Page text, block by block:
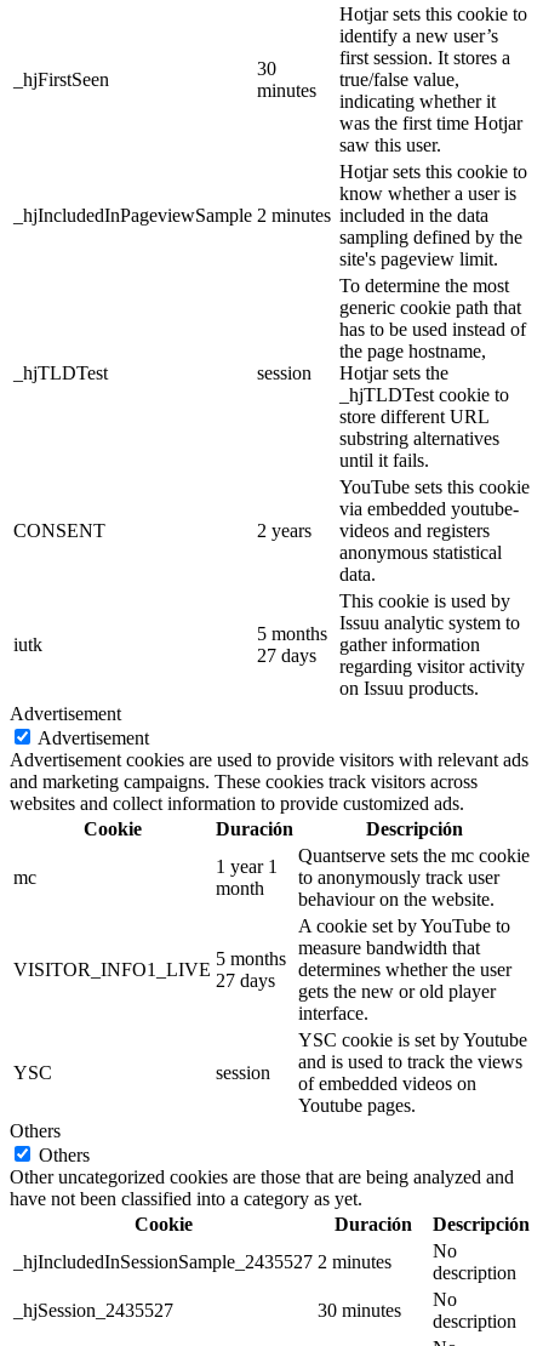
_hjFirstSeen
30
minutes
Hotjar sets this cookie to
identify a new user’s
first session. It stores a
true/false value,
indicating whether it
was the first time Hotjar
saw this user.
_hjIncludedInPageviewSample 2 minutes
Hotjar sets this cookie to
know whether a user is
included in the data
sampling defined by the
site's pageview limit.
_hjTLDTest session
To determine the most
generic cookie path that
has to be used instead of
the page hostname,
Hotjar sets the
_hjTLDTest cookie to
store different URL
substring alternatives
until it fails.
CONSENT 2 years
YouTube sets this cookie
via embedded youtube-
videos and registers
anonymous statistical
data.
iutk
5 months
27 days
This cookie is used by
Issuu analytic system to
gather information
regarding visitor activity
on Issuu products.
Advertisement
Advertisement
Advertisement cookies are used to provide visitors with relevant ads
and marketing campaigns. These cookies track visitors across
websites and collect information to provide customized ads.
Cookie
Duración Descripción
mc
1 year 1
month
Quantserve sets the mc cookie
to anonymously track user
behaviour on the website.
VISITOR_INFO1_LIVE
5 months
27 days
A cookie set by YouTube to
measure bandwidth that
determines whether the user
gets the new or old player
interface.
YSC session
YSC cookie is set by Youtube
and is used to track the views
of embedded videos on
Youtube pages.
Others
Others
Other uncategorized cookies are those that are being analyzed and
have not been classified into a category as yet.
Cookie
Duración
Descripción
_hjIncludedInSessionSample_2435527 2 minutes
No
description
_hjSession_2435527
30 minutes
No
description